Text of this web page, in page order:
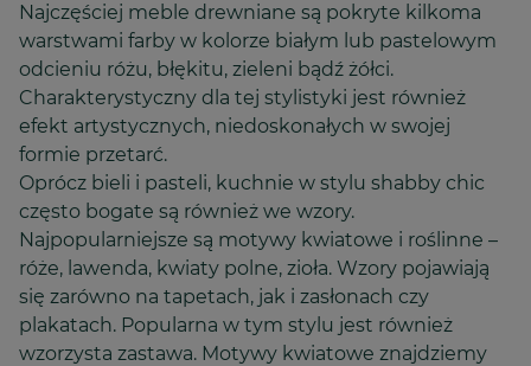
Najczęściej meble drewniane są pokryte kilkoma
warstwami farby w kolorze białym lub pastelowym
odcieniu różu, błękitu, zieleni bądź żółci.
Charakterystyczny dla tej stylistyki jest również
efekt artystycznych, niedoskonałych w swojej
formie przetarć.
Oprócz bieli i pasteli, kuchnie w stylu shabby chic
często bogate są również we wzory.
Najpopularniejsze są motywy kwiatowe i roślinne –
róże, lawenda, kwiaty polne, zioła. Wzory pojawiają
się zarówno na tapetach, jak i zasłonach czy
plakatach. Popularna w tym stylu jest również
wzorzysta zastawa. Motywy kwiatowe znajdziemy